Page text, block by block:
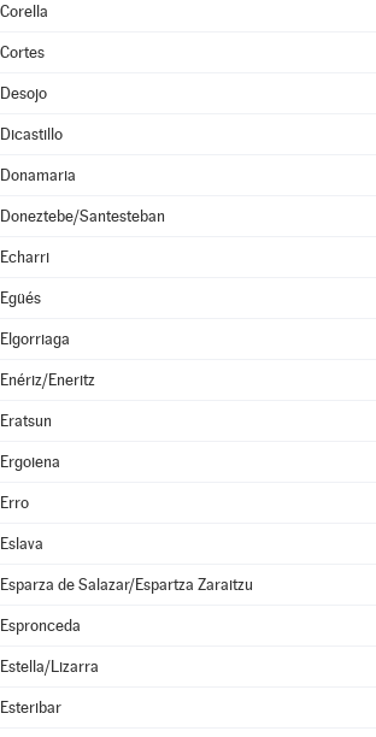
Corella
Cortes
Desojo
Dicastillo
Donamaria
Doneztebe/Santesteban
Echarri
Egüés
Elgorriaga
Enériz/Eneritz
Eratsun
Ergoiena
Erro
Eslava
Esparza de Salazar/Espartza Zaraitzu
Espronceda
Estella/Lizarra
Esteribar